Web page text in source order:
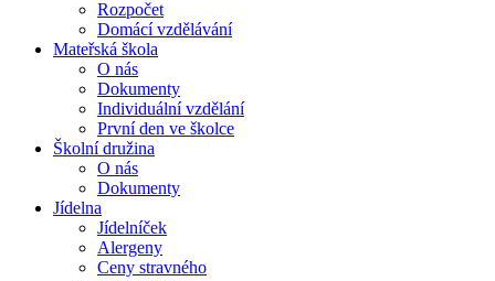
Rozpočet
Domácí vzdělávání
Mateřská škola
O nás
Dokumenty
Individuální vzdělání
První den ve školce
Školní družina
O nás
Dokumenty
Jídelna
Jídelníček
Alergeny
Ceny stravného